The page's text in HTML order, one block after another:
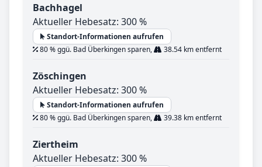
Bachhagel
Aktueller Hebesatz: 300 %
Standort-Informationen aufrufen
80 % ggü. Bad Überkingen sparen,
38.54 km entfernt
Zöschingen
Aktueller Hebesatz: 300 %
Standort-Informationen aufrufen
80 % ggü. Bad Überkingen sparen,
39.38 km entfernt
Ziertheim
Aktueller Hebesatz: 300 %